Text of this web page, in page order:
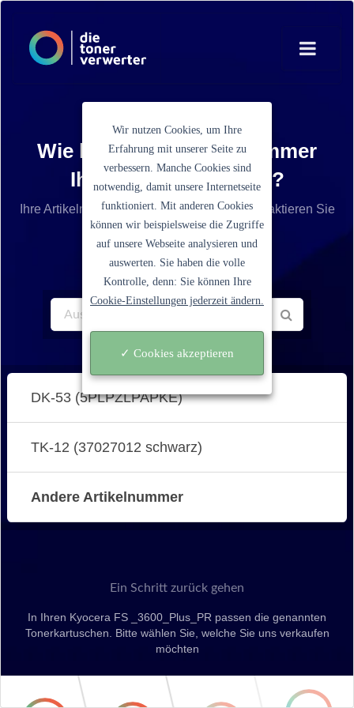
Wie lautet die Artikelnummer
Ihrer Tonerkartusche?
Ihre Artikelnummer ist nicht aufgelistet? Kontaktieren Sie
unseren Service.
DK-53 (5PLPZLPAPKE)
TK-12 (37027012 schwarz)
Andere Artikelnummer
Ein Schritt zurück gehen
In Ihren Kyocera FS _3600_Plus_PR passen die genannten
Tonerkartuschen. Bitte wählen Sie, welche Sie uns verkaufen
möchten
Wir nutzen Cookies, um Ihre
Erfahrung mit unserer Seite zu
verbessern. Manche Cookies sind
notwendig, damit unsere Internetseite
funktioniert. Mit anderen Cookies
können wir beispielsweise die Zugriffe
auf unsere Webseite analysieren und
auswerten. Sie haben die volle
Kontrolle, denn: Sie können Ihre
Cookie-Einstellungen jederzeit ändern.
✓ Cookies akzeptieren